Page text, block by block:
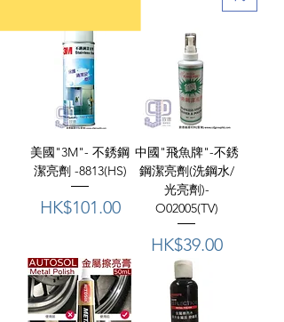
美國"3M"- 不銹鋼
潔亮劑 -8813(HS)
價格
HK$101.00
中國"飛魚牌"-不銹
鋼潔亮劑(洗鋼水/
光亮劑)-
O02005(TV)
價格
HK$39.00